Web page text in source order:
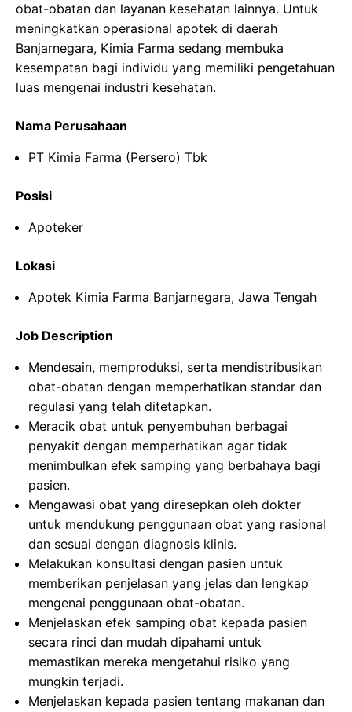
obat-obatan dan layanan kesehatan lainnya. Untuk
meningkatkan operasional apotek di daerah
Banjarnegara, Kimia Farma sedang membuka
kesempatan bagi individu yang memiliki pengetahuan
luas mengenai industri kesehatan.
Nama Perusahaan
PT Kimia Farma (Persero) Tbk
Posisi
Apoteker
Lokasi
Apotek Kimia Farma Banjarnegara, Jawa Tengah
Job Description
Mendesain, memproduksi, serta mendistribusikan
obat-obatan dengan memperhatikan standar dan
regulasi yang telah ditetapkan.
Meracik obat untuk penyembuhan berbagai
penyakit dengan memperhatikan agar tidak
menimbulkan efek samping yang berbahaya bagi
pasien.
Mengawasi obat yang diresepkan oleh dokter
untuk mendukung penggunaan obat yang rasional
dan sesuai dengan diagnosis klinis.
Melakukan konsultasi dengan pasien untuk
memberikan penjelasan yang jelas dan lengkap
mengenai penggunaan obat-obatan.
Menjelaskan efek samping obat kepada pasien
secara rinci dan mudah dipahami untuk
memastikan mereka mengetahui risiko yang
mungkin terjadi.
Menjelaskan kepada pasien tentang makanan dan